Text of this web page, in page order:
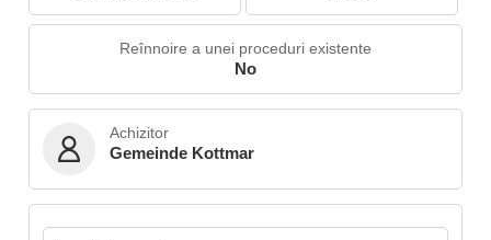
Reînnoire a unei proceduri existente
No
Achizitor
Gemeinde Kottmar